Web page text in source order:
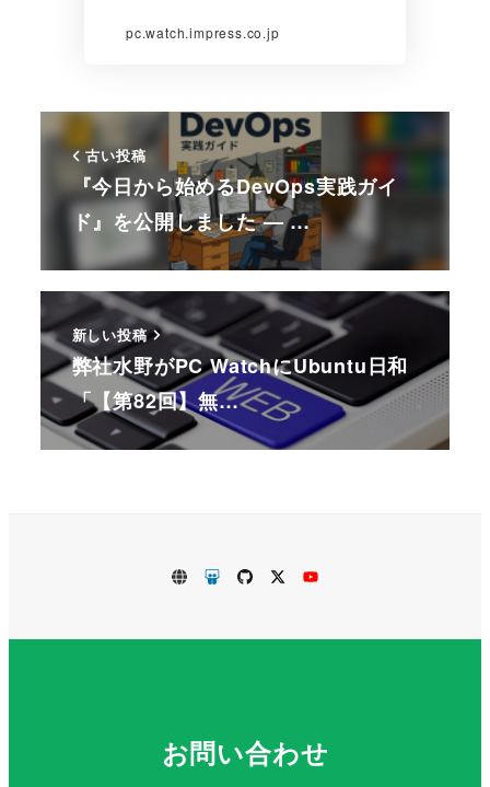
pc.watch.impress.co.jp
古い投稿
『今日から始めるDevOps実践ガイ
ド』を公開しました — …
新しい投稿
弊社水野がPC WatchにUbuntu日和
「【第82回】無…
VirtualTech.jp
SlideShare
GitHubTwitterYoutube
お問い合わせ